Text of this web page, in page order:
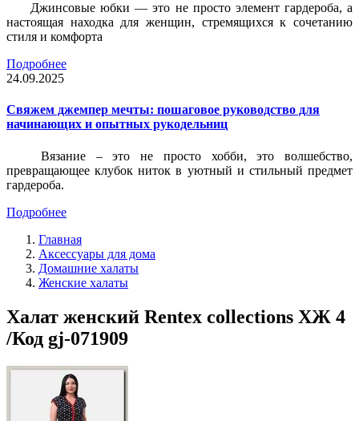
Джинсовые юбки — это не просто элемент гардероба, а
настоящая находка для женщин, стремящихся к сочетанию
стиля и комфорта
Подробнее
24.09.2025
Свяжем джемпер мечты: пошаговое руководство для
начинающих и опытных рукодельниц
Вязание – это не просто хобби, это волшебство,
превращающее клубок ниток в уютный и стильный предмет
гардероба.
Подробнее
Главная
Аксессуары для дома
Домашние халаты
Женские халаты
Халат женский Rentex collections ХЖ 4
/Код gj-071909